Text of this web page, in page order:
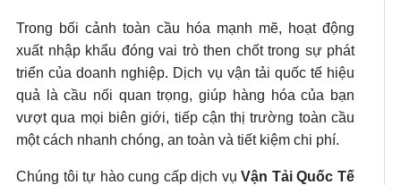
Trong bối cảnh toàn cầu hóa mạnh mẽ, hoạt động
xuất nhập khẩu đóng vai trò then chốt trong sự phát
triển của doanh nghiệp. Dịch vụ vận tải quốc tế hiệu
quả là cầu nối quan trọng, giúp hàng hóa của bạn
vượt qua mọi biên giới, tiếp cận thị trường toàn cầu
một cách nhanh chóng, an toàn và tiết kiệm chi phí.
Chúng tôi tự hào cung cấp dịch vụVận Tải Quốc Tế